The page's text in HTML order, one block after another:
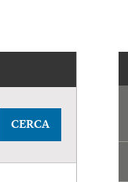
CERCA